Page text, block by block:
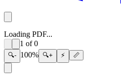
Loading PDF...
1 of0
🔍- 100% 🔍+ ⚡ 📏